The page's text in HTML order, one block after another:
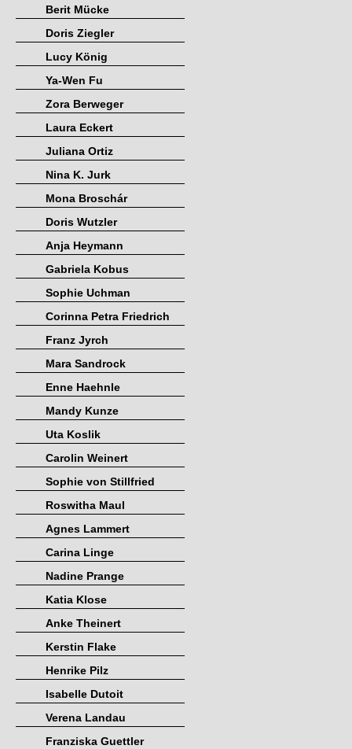
Berit Mücke
Doris Ziegler
Lucy König
Ya-Wen Fu
Zora Berweger
Laura Eckert
Juliana Ortiz
Nina K. Jurk
Mona Broschár
Doris Wutzler
Anja Heymann
Gabriela Kobus
Sophie Uchman
Corinna Petra Friedrich
Franz Jyrch
Mara Sandrock
Enne Haehnle
Mandy Kunze
Uta Koslik
Carolin Weinert
Sophie von Stillfried
Roswitha Maul
Agnes Lammert
Carina Linge
Nadine Prange
Katia Klose
Anke Theinert
Kerstin Flake
Henrike Pilz
Isabelle Dutoit
Verena Landau
Franziska Guettler